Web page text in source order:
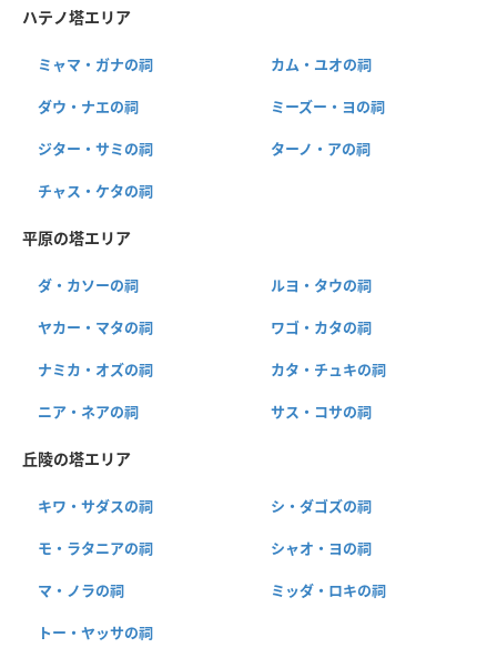
ハテノ塔エリア
ミャマ・ガナの祠 カム・ユオの祠
ダウ・ナエの祠 ミーズー・ヨの祠
ジター・サミの祠 ターノ・アの祠
チャス・ケタの祠
平原の塔エリア
ダ・カソーの祠 ルヨ・タウの祠
ヤカー・マタの祠 ワゴ・カタの祠
ナミカ・オズの祠 カタ・チュキの祠
ニア・ネアの祠 サス・コサの祠
丘陵の塔エリア
キワ・サダスの祠 シ・ダゴズの祠
モ・ラタニアの祠 シャオ・ヨの祠
マ・ノラの祠 ミッダ・ロキの祠
トー・ヤッサの祠